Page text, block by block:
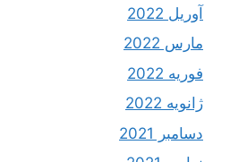
آوریل 2022
مارس 2022
فوریه 2022
ژانویه 2022
دسامبر 2021